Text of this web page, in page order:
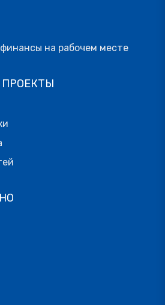
на рабочем месте